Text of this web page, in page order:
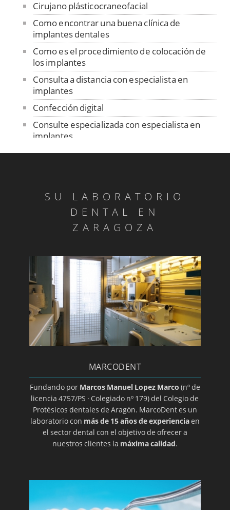
Cirujano plásticocraneofacial
Como encontrar una buena clínica de
implantes dentales
Como es el procedimiento de colocación de
los implantes
Consulta a distancia con especialista en
implantes
Confección digital
Consulte especializada con especialista en
implantes
Contención
Dentadura sobre implantes
Día mundial de la salud bucodental
Endodoncia
Estomatitis
Gingivitis/a>
Glositis
Guía básica sobre la colocación de un implante
Herpes oral
Higiene dental
Ortodoncia transparente
Implantes
Laboratorio de prótesis dentales en Zaragoza
SU LABORATORIO
DENTAL EN
ZARAGOZA
MARCODENT
Fundando por Marcos Manuel Lopez Marco (nº de
licencia 4757/PS · Colegiado nº 179) del Colegio de
Protésicos dentales de Aragón. MarcoDent es un
laboratorio con más de 15 años de experienciaen
el sector dental con el objetivo de ofrecer a
nuestros clientes la máxima calidad.